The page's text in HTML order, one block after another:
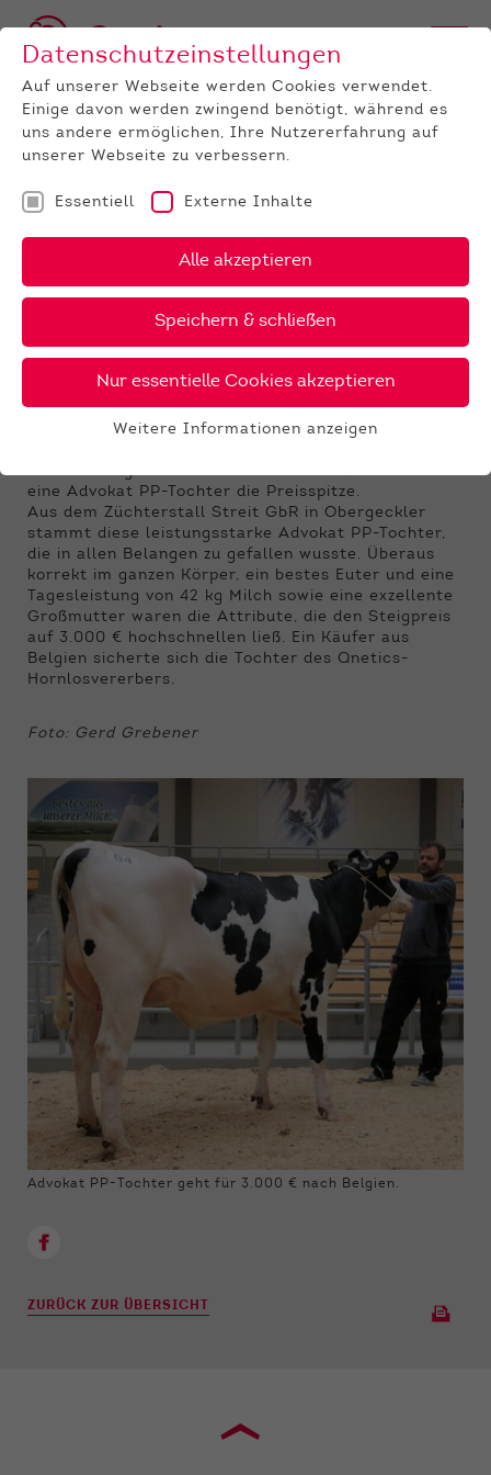
UNTERNEHMEN News
Bestpreis für Advokat PP-
Tochter bei Aprilauktion in
Fließem
Vermarktungszentrum der RUW in Fließem stellt
eine Advokat PP-Tochter die Preisspitze.
Aus dem Züchterstall Streit GbR in Obergeckler
stammt diese leistungsstarke Advokat PP-Tochter,
die in allen Belangen zu gefallen wusste. Überaus
korrekt im ganzen Körper, ein bestes Euter und eine
Tagesleistung von 42 kg Milch sowie eine exzellente
Großmutter waren die Attribute, die den Steigpreis
auf 3.000 € hochschnellen ließ. Ein Käufer aus
Belgien sicherte sich die Tochter des Qnetics-
Hornlosvererbers.
Foto: Gerd Grebener
Advokat PP-Tochter geht für 3.000 € nach Belgien.
ZURÜCK ZUR ÜBERSICHT
›
Datenschutzeinstellungen
Auf unserer Webseite werden Cookies verwendet.
Einige davon werden zwingend benötigt, während es
uns andere ermöglichen, Ihre Nutzererfahrung auf
unserer Webseite zu verbessern.
Essentiell Externe Inhalte
Alle akzeptieren
Speichern & schließen
Nur essentielle Cookies akzeptieren
Funktionen der Webseite benötigt. Dadurch ist
gewährleistet, dass die Webseite einwandfrei
funktioniert.
Name cookie_optin
Anbieter Qnetics
Laufzeit 1 Jahr
Zweck Cookie Einstellungen speichern
Cookie-Informationen anzeigen
Externe Inhalte
Wir verwenden auf unserer Website externe
Weitere Informationen anzeigen